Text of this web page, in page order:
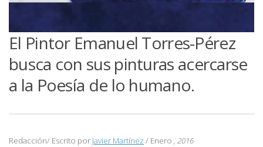
El Pintor Emanuel Torres-Pérez
busca con sus pinturas acercarse
a la Poesía de lo humano.
Redacción/ Escrito por Javier Martínez / Enero , 2016